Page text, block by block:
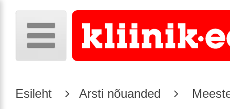
Esileht Arsti nõuanded